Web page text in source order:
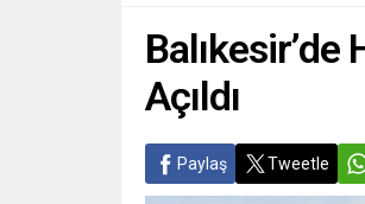
Balıkesir’de
Açıldı
Paylaş Tweetle